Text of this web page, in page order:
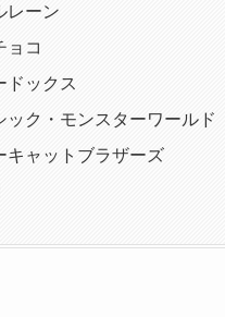
レーン
ョコ
ドックス
ック・モンスターワールド
キャットブラザーズ